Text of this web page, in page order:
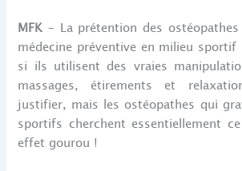
MFK – La prétention des
médecine préventive en milieu
si ils utilisent des vraies
massages, étirements et
justifier, mais les ostéopathes qui
sportifs cherchent essentiellement
effet gourou !